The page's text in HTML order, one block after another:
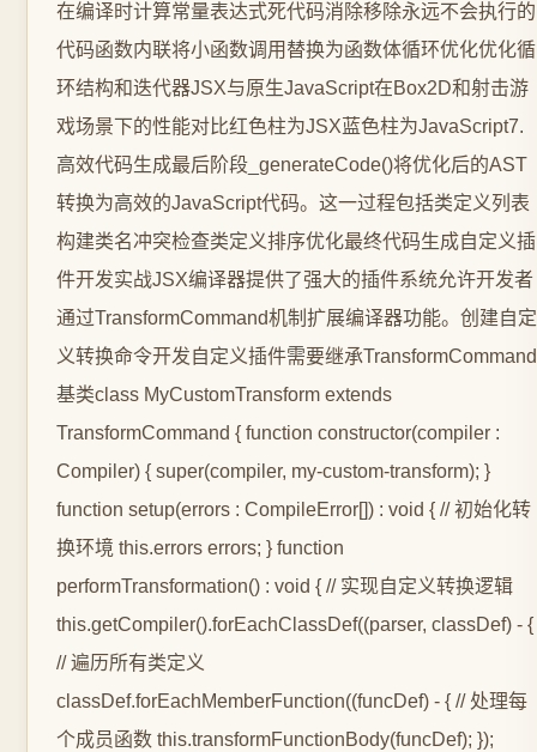
在编译时计算常量表达式死代码消除移除永远不会执行的
代码函数内联将小函数调用替换为函数体循环优化优化循
环结构和迭代器JSX与原生JavaScript在Box2D和射击游
戏场景下的性能对比红色柱为JSX蓝色柱为JavaScript7.
高效代码生成最后阶段_generateCode()将优化后的AST
转换为高效的JavaScript代码。这一过程包括类定义列表
构建类名冲突检查类定义排序优化最终代码生成自定义插
件开发实战JSX编译器提供了强大的插件系统允许开发者
通过TransformCommand机制扩展编译器功能。创建自定
义转换命令开发自定义插件需要继承TransformCommand
基类class MyCustomTransform extends
TransformCommand { function constructor(compiler :
Compiler) { super(compiler, my-custom-transform); }
function setup(errors : CompileError[]) : void { // 初始化转
换环境 this.errors errors; } function
performTransformation() : void { // 实现自定义转换逻辑
this.getCompiler().forEachClassDef((parser, classDef) - {
// 遍历所有类定义
classDef.forEachMemberFunction((funcDef) - { // 处理每
个成员函数 this.transformFunctionBody(funcDef); });